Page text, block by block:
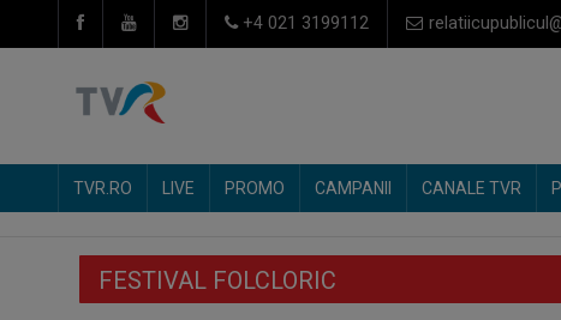
+4 021 3199112
TVR.RO LIVE PROMO CAMPANII CANALE TVR
FESTIVAL FOLCLORIC